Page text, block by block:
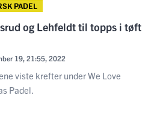
PADEL
og Lehfeldt til topps i tøft
19, 21:55, 2022
viste krefter under We Love
Padel.